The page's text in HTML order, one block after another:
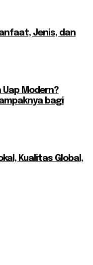
Jenis, dan
Uap Modern?
bagi
Kualitas Global,